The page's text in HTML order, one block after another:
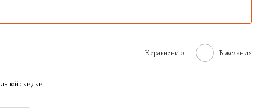
К сравнению В желания
скидки